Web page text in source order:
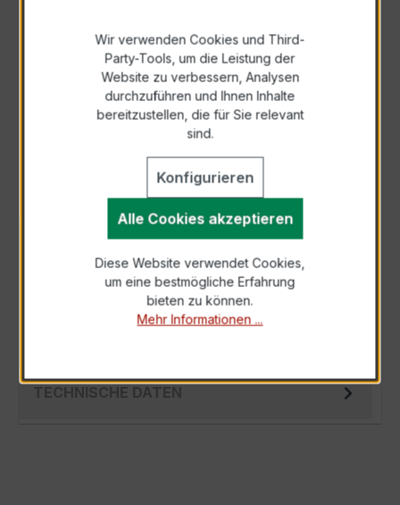
Anfrage schriftlich
Als PDF exportieren
Der EASKD 31.5 3x500/5A 5VA Kl.0,5 ist ein
kompakter, hochpräziser
Verrechnungsstromwandler der bewährten
TECHNISCHE DATEN
Wir verwenden Cookies und Third-
Party-Tools, um die Leistung der
Website zu verbessern, Analysen
durchzuführen und Ihnen Inhalte
bereitzustellen, die für Sie relevant
sind.
Konfigurieren
Alle Cookies akzeptieren
Diese Website verwendet Cookies,
um eine bestmögliche Erfahrung
bieten zu können.
Mehr Informationen ...